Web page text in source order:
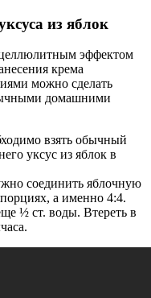
из яблок
эффектом
крема
можно сделать
домашними
взять обычный
уксус из яблок в
соединить яблочную
а именно 4:4.
½ ст. воды. Втереть в